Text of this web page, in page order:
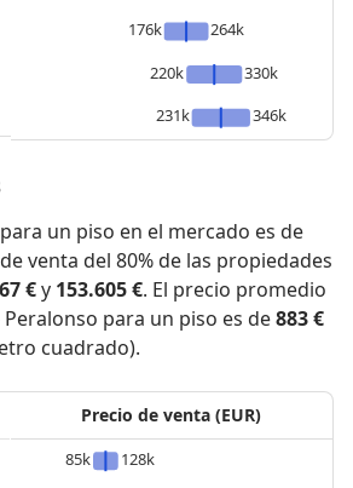
176k
264k
220k
330k
231k
346k
un piso en el mercado es de
venta del 80% de las propiedades
€y 153.605 €. El precio promedio
para un piso es de883 €
cuadrado).
Precio de venta (EUR)
85k
128k